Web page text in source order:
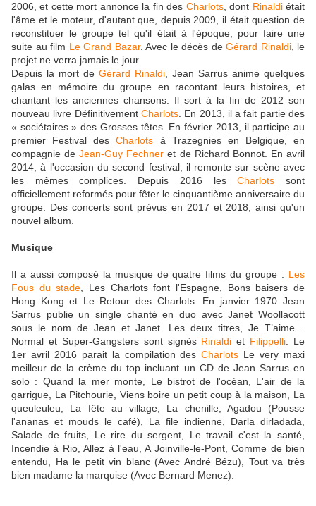
2006, et cette mort annonce la fin des Charlots, dont Rinaldiétait
l'âme et le moteur, d'autant que, depuis 2009, il était question de
reconstituer le groupe tel qu'il était à l'époque, pour faire une
suite au film Le Grand Bazar. Avec le décès de Gérard Rinaldi, le
projet ne verra jamais le jour.
Depuis la mort de Gérard Rinaldi, Jean Sarrus anime quelques
galas en mémoire du groupe en racontant leurs histoires, et
chantant les anciennes chansons. Il sort à la fin de 2012 son
nouveau livre Définitivement Charlots. En 2013, il a fait partie des
« sociétaires » des Grosses têtes. En février 2013, il participe au
premier Festival desCharlots à Trazegnies en Belgique, en
compagnie deJean-Guy Fechner et de Richard Bonnot. En avril
2014, à l'occasion du second festival, il remonte sur scène avec
les mêmes complices. Depuis 2016 lesCharlots sont
officiellement reformés pour fêter le cinquantième anniversaire du
groupe. Des concerts sont prévus en 2017 et 2018, ainsi qu'un
nouvel album.
Musique
Il a aussi composé la musique de quatre films du groupe : Les
Fous du stade , Les Charlots font l'Espagne, Bons baisers de
Hong Kong et Le Retour des Charlots. En janvier 1970 Jean
Sarrus publie un single chanté en duo avec Janet Woollacott
sous le nom de Jean et Janet. Les deux titres, Je T’aime…
Normal et Super-Gangsters sont signès Rinaldi et Filippelli . Le
1er avril 2016 parait la compilation desCharlots Le very maxi
meilleur de la crème du top incluant un CD de Jean Sarrus en
solo : Quand la mer monte, Le bistrot de l'océan, L'air de la
garrigue, La Pitchourie, Viens boire un petit coup à la maison, La
queuleuleu, La fête au village, La chenille, Agadou (Pousse
l'ananas et mouds le café), La file indienne, Darla dirladada,
Salade de fruits, Le rire du sergent, Le travail c'est la santé,
Incendie à Rio, Allez à l'eau, A Joinville-le-Pont, Comme de bien
entendu, Ha le petit vin blanc (Avec André Bézu), Tout va très
bien madame la marquise (Avec Bernard Menez).